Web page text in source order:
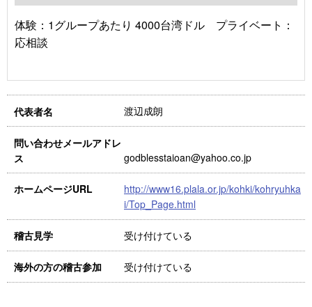
体験：1グループあたり 4000台湾ドル プライベート：
応相談
代表者名 渡辺成朗
問い合わせメールアドレ
ス
godblesstaioan@yahoo.co.jp
ホームページURL
http://www16.plala.or.jp/kohki/kohryuhka
i/Top_Page.html
稽古見学 受け付けている
海外の方の稽古参加 受け付けている